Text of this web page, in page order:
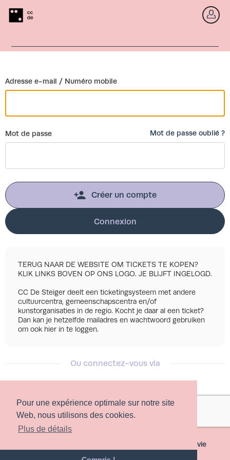
Pour une expérience optimale sur notre site
Web, nous utilisons des cookies.
Plus de détails
Adresse e-mail / Numéro mobile
Mot de passe Mot de passe oublié ?
Créer un compte
Connexion
TERUG NAAR DE WEBSITE OM TICKETS TE KOPEN?
KLIK LINKS BOVEN OP ONS LOGO. JE BLIJFT INGELOGD.
CC De Steiger deelt een ticketingsysteem met andere
cultuurcentra, gemeenschapscentra en/of
kunstorganisaties in de regio. Kocht je daar al een ticket?
Dan kan je hetzelfde mailadres en wachtwoord gebruiken
om ook hier in te loggen.
Ou connectez-vous via
Facebook
Tixly
Protection de la vie